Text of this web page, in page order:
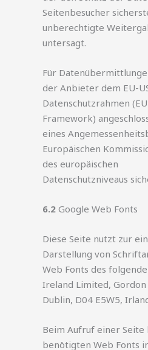
Seitenbesucher
unberechtigte
untersagt.
Für
der Anbieter dem EU-
Datenschutzrahmen
Framework)
eines
Europäischen
des europäischen
Datenschutzniveaus
6.2 Google Web Fonts
Diese Seite nutzt zur
Darstellung von
Web Fonts des
Ireland Limited, Gordon
Dublin, D04 E5W5,
Beim Aufruf einer
benötigten Web Fonts